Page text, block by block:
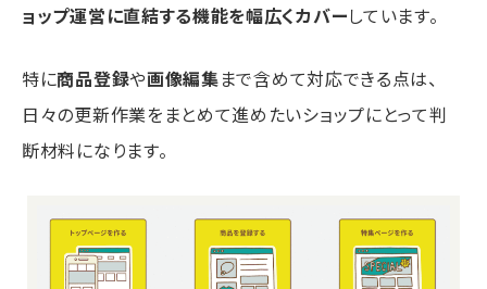
ョップ運営に直結する機能を幅広くカバーしています。
特に商品登録や画像編集まで含めて対応できる点は、
日々の更新作業をまとめて進めたいショップにとって判
断材料になります。